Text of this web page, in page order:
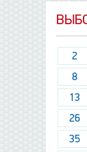
2
8
13
26
35